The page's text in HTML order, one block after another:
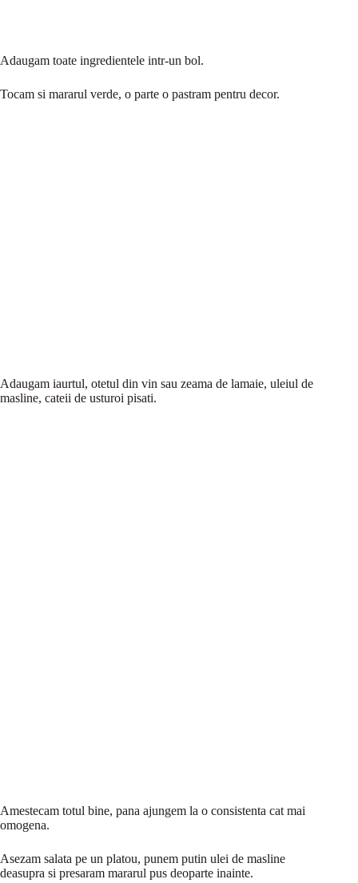
Adaugam toate ingredientele intr-un bol.
Tocam si mararul verde, o parte o pastram pentru decor.
Adaugam iaurtul, otetul din vin sau zeama de lamaie, uleiul de
masline, cateii de usturoi pisati.
Amestecam totul bine, pana ajungem la o consistenta cat mai
omogena.
Asezam salata pe un platou, punem putin ulei de masline
deasupra si presaram mararul pus deoparte inainte.